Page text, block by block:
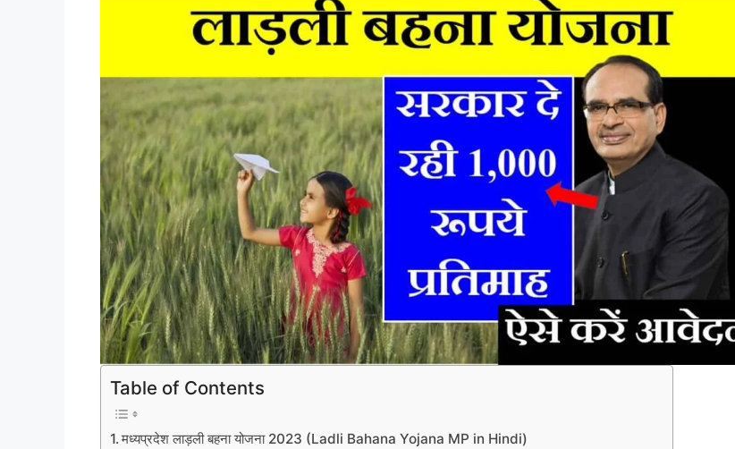
Table of Contents
मध्यप्रदेश लाड़ली बहना योजना 2023 (Ladli Bahana Yojana MP in Hindi)